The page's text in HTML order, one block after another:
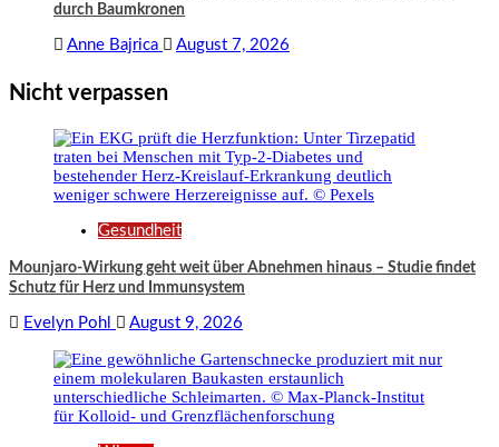
durch Baumkronen
Anne Bajrica August 7, 2026
Nicht verpassen
Gesundheit
Mounjaro-Wirkung geht weit über Abnehmen hinaus – Studie findet
Schutz für Herz und Immunsystem
Evelyn Pohl August 9, 2026